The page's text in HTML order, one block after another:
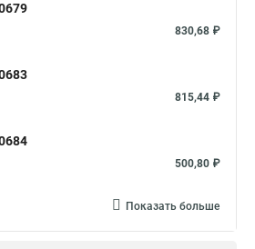
830,68 ₽
815,44 ₽
500,80 ₽
Показать больше